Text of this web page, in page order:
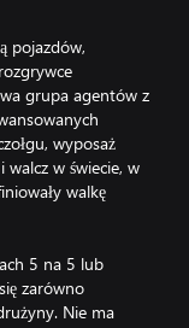
pojazdów,
grupa agentów z
wyposaż
w świecie, w
walkę
5 na 5 lub
zarówno
Nie ma